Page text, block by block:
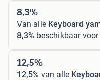
8,3%
Van alle Keyboard
8,3% beschikbaar
12,5%
12,5% van alle